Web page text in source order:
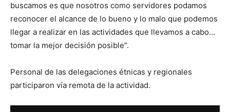
buscamos es que nosotros como servidores podamos
reconocer el alcance de lo bueno y lo malo que podemos
llegar a realizar en las actividades que llevamos a cabo…
tomar la mejor decisión posible”.
Personal de las delegaciones étnicas y regionales
participaron vía remota de la actividad.